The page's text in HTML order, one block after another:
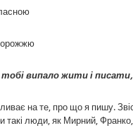
тобі випало жити і
на те, про що я пишу.
такі люди, як Мирний,